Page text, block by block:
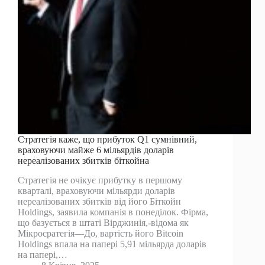
Стратегія каже, що прибуток Q1 сумнівний,
враховуючи майже 6 мільярдів доларів
нереалізованих збитків біткойна
Стратегія не очікує прибутку в першому
кварталі, враховуючи мільярди доларів
нереалізованих збитків від його Біткойн
Holdings, заявила компанія в понеділок. Фірма,
що базується в штаті Вірджинія,-відома як
Мікросратегія—До, вартість його Bitcoin
Holdings впала на папері 5,91 мільярда доларів
на папері,…